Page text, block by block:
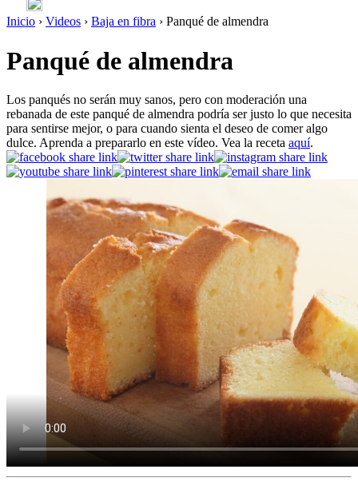
Inicio › Videos › Baja en fibra › Panqué de almendra
Panqué de almendra
Los panqués no serán muy sanos, pero con moderación una
rebanada de este panqué de almendra podría ser justo lo que necesita
para sentirse mejor, o para cuando sienta el deseo de comer algo
dulce. Aprenda a prepararlo en este vídeo. Vea la receta aquí.